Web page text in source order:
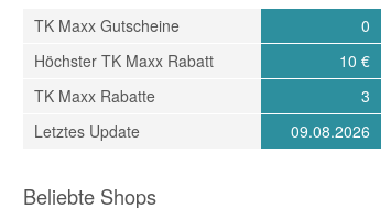
TK Maxx Gutscheine
0
Höchster TK Maxx Rabatt
10 €
TK Maxx Rabatte
3
Letztes Update
09.08.2026
Beliebte Shops